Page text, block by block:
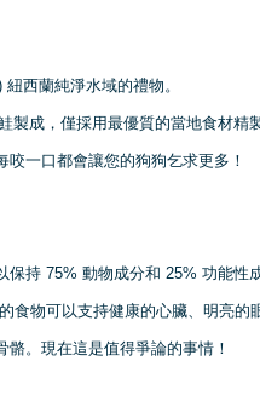
西蘭純淨水域的禮物。
製成，僅採用最優質的當地食材精
咬一口都會讓您的狗狗乞求更多！
持 75% 動物成分和 25% 功能性
食物可以支持健康的心臟、明亮的
。 現在這是值得爭論的事情！